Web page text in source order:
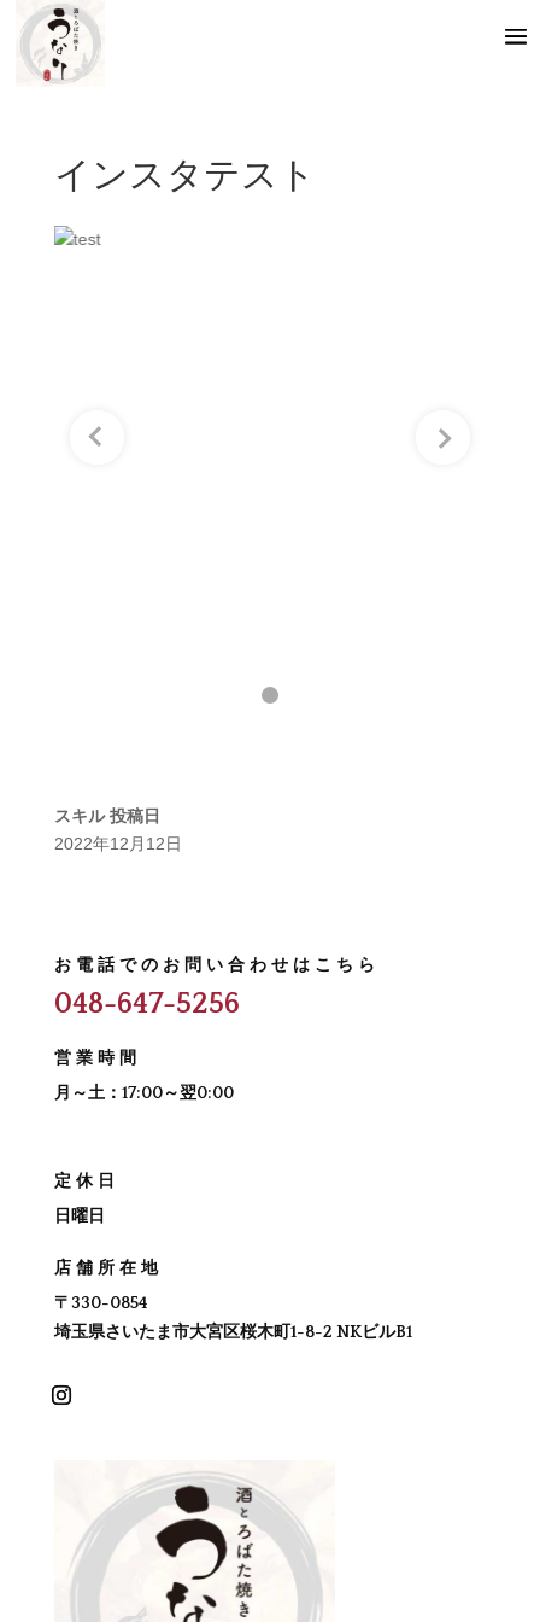
インスタテスト
スキル 投稿日
2022年12月12日
お電話でのお問い合わせはこちら
048-647-5256
営業時間
月～土：17:00～翌0:00
定休日
日曜日
店舗所在地
〒330-0854
埼玉県さいたま市大宮区桜木町1-8-2 NKビルB1